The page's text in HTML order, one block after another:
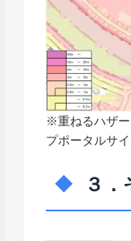
※重ねるハザ
プポータルサイ
３